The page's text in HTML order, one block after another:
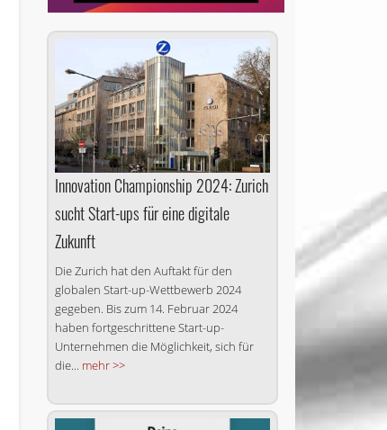
Innovation Championship 2024: Zurich
sucht Start-ups für eine digitale
Zukunft
Die Zurich hat den Auftakt für den
globalen Start-up-Wettbewerb 2024
gegeben. Bis zum 14. Februar 2024
haben fortgeschrittene Start-up-
Unternehmen die Möglichkeit, sich für
die... mehr >>